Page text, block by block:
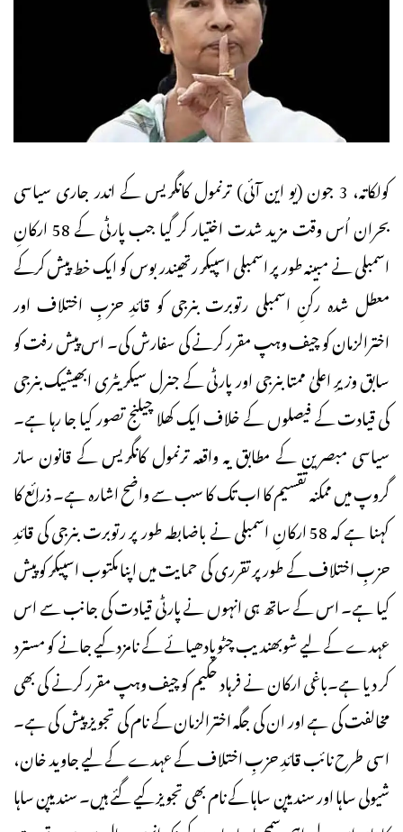
کولکاتہ، 3 جون (یو این آئی) ترنمول کانگریس کے اندر جاری سیاسی
بحران اُس وقت مزید شدت اختیار کر گیا جب پارٹی کے 58 ارکانِ
اسمبلی نے مبینہ طور پر اسمبلی اسپیکر رتھیندر بوس کو ایک خط پیش کرکے
معطل شدہ رکنِ اسمبلی رتوبرت بنرجی کو قائدِ حزبِ اختلاف اور
اخترالزمان کو چیف وہپ مقرر کرنے کی سفارش کی۔ اس پیش رفت کو
سابق وزیرِ اعلیٰ ممتا بنرجی اور پارٹی کے جنرل سیکریٹری ابھیشیک بنرجی
کی قیادت کے فیصلوں کے خلاف ایک کھلا چیلنج تصور کیا جا رہا ہے۔
سیاسی مبصرین کے مطابق یہ واقعہ ترنمول کانگریس کے قانون ساز
گروپ میں ممکنہ تقسیم کا اب تک کا سب سے واضح اشارہ ہے۔ ذرائع کا
کہنا ہے کہ 58 ارکانِ اسمبلی نے باضابطہ طور پر رتوبرت بنرجی کی قائدِ
حزبِ اختلاف کے طور پر تقرری کی حمایت میں اپنا مکتوب اسپیکر کو پیش
کیا ہے۔ اس کے ساتھ ہی انہوں نے پارٹی قیادت کی جانب سے اس
عہدے کے لیے شوبھندیب چٹوپادھیائے کے نامزد کیے جانے کو مسترد
کر دیا ہے۔باغی ارکان نے فرہاد حکیم کو چیف وہپ مقرر کرنے کی بھی
مخالفت کی ہے اور ان کی جگہ اخترالزمان کے نام کی تجویز پیش کی ہے۔
اسی طرح نائب قائدِ حزبِ اختلاف کے عہدے کے لیے جاوید خان،
شیولی ساہا اور سندیپن ساہا کے نام بھی تجویز کیے گئے ہیں۔ سندیپن ساہا